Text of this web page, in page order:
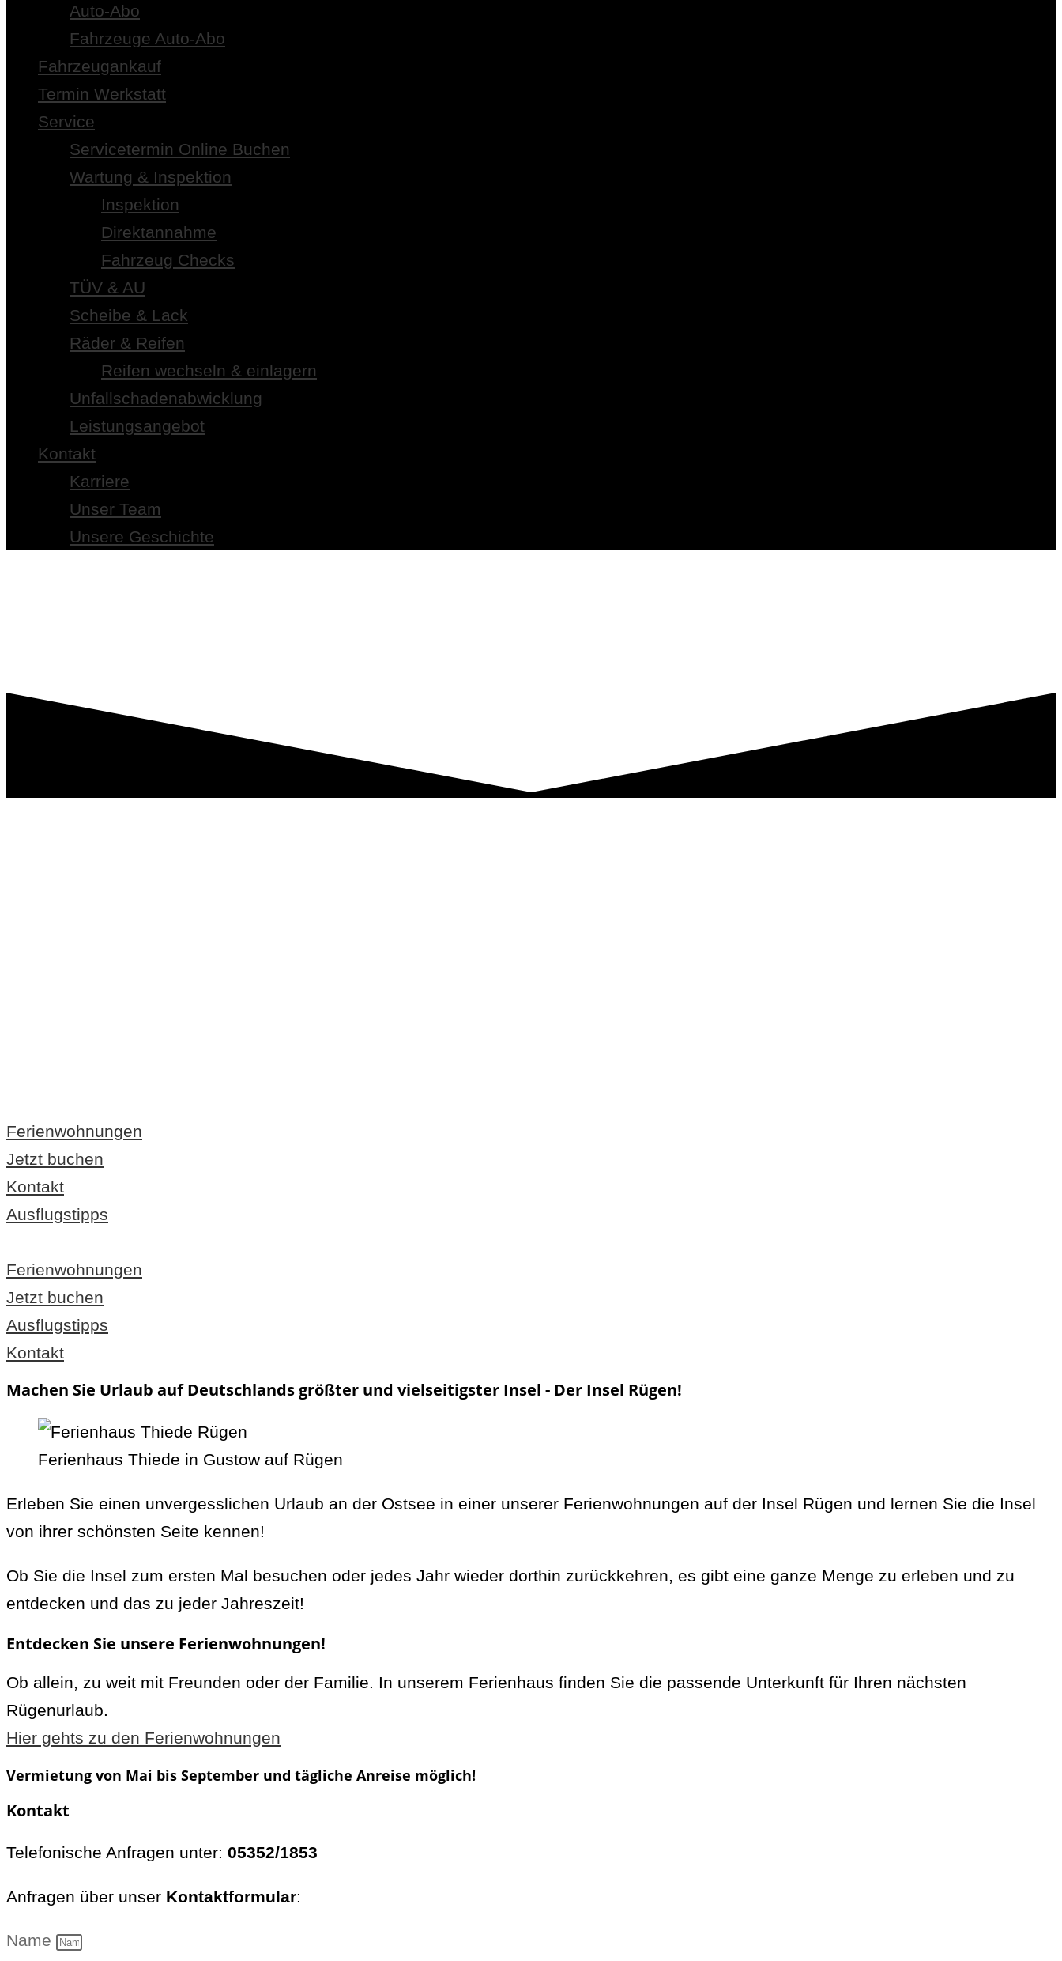
Auto-Abo
Fahrzeuge Auto-Abo
Fahrzeugankauf
Termin Werkstatt
Service
Servicetermin Online Buchen
Wartung & Inspektion
Inspektion
Direktannahme
Fahrzeug Checks
TÜV & AU
Scheibe & Lack
Räder & Reifen
Reifen wechseln & einlagern
Unfallschadenabwicklung
Leistungsangebot
Kontakt
Karriere
Unser Team
Unsere Geschichte
Ferienwohnungen
Jetzt buchen
Kontakt
Ausflugstipps
Ferienwohnungen
Jetzt buchen
Ausflugstipps
Kontakt
Machen Sie Urlaub auf Deutschlands größter und vielseitigster Insel - Der Insel Rügen!
Ferienhaus Thiede in Gustow auf Rügen
Erleben Sie einen unvergesslichen Urlaub an der Ostsee in einer unserer Ferienwohnungen auf der Insel Rügen und lernen Sie die Insel
von ihrer schönsten Seite kennen!
Ob Sie die Insel zum ersten Mal besuchen oder jedes Jahr wieder dorthin zurückkehren, es gibt eine ganze Menge zu erleben und zu
entdecken und das zu jeder Jahreszeit!
Entdecken Sie unsere Ferienwohnungen!
Ob allein, zu weit mit Freunden oder der Familie. In unserem Ferienhaus finden Sie die passende Unterkunft für Ihren nächsten
Rügenurlaub.
Hier gehts zu den Ferienwohnungen
Vermietung von Mai bis September und tägliche Anreise möglich!
Kontakt
Telefonische Anfragen unter: 05352/1853
Anfragen über unser Kontaktformular:
Name